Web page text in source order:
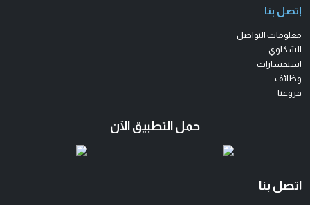
إتصل بنا
معلومات التواصل
الشكاوي
استفسارات
وظائف
فروعنا
حمل التطبيق الآن
اتصل بنا